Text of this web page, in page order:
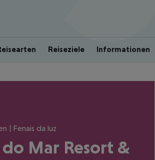
Reiseziele Informationen
| Fenais da luz
do Mar Resort &